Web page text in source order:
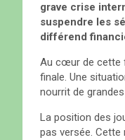
grave crise
suspendre les
différend
Au cœur de cette
finale. Une
nourrit de
La position des
pas versée.